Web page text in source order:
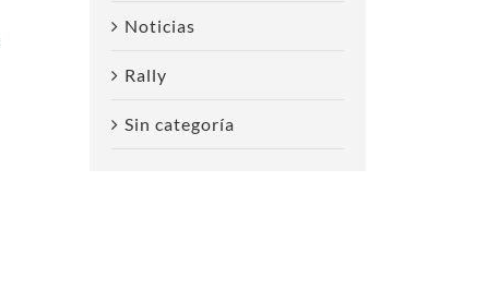
Noticias
Rally
Sin categoría